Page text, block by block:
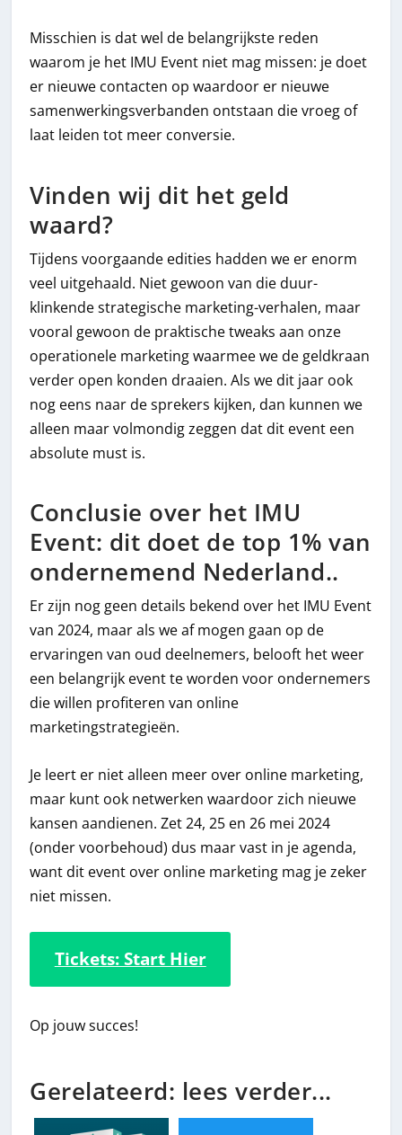
Misschien is dat wel de belangrijkste reden
waarom je het IMU Event niet mag missen: je doet
er nieuwe contacten op waardoor er nieuwe
samenwerkingsverbanden ontstaan die vroeg of
laat leiden tot meer conversie.
Vinden wij dit het geld
waard?
Tijdens voorgaande edities hadden we er enorm
veel uitgehaald. Niet gewoon van die duur-
klinkende strategische marketing-verhalen, maar
vooral gewoon de praktische tweaks aan onze
operationele marketing waarmee we de geldkraan
verder open konden draaien. Als we dit jaar ook
nog eens naar de sprekers kijken, dan kunnen we
alleen maar volmondig zeggen dat dit event een
absolute must is.
Conclusie over het IMU
Event: dit doet de top 1% van
ondernemend Nederland..
Er zijn nog geen details bekend over het IMU Event
van 2024, maar als we af mogen gaan op de
ervaringen van oud deelnemers, belooft het weer
een belangrijk event te worden voor ondernemers
die willen profiteren van online
marketingstrategieën.
Je leert er niet alleen meer over online marketing,
maar kunt ook netwerken waardoor zich nieuwe
kansen aandienen. Zet 24, 25 en 26 mei 2024
(onder voorbehoud) dus maar vast in je agenda,
want dit event over online marketing mag je zeker
niet missen.
Tickets: Start Hier
Op jouw succes!
Gerelateerd: lees verder...